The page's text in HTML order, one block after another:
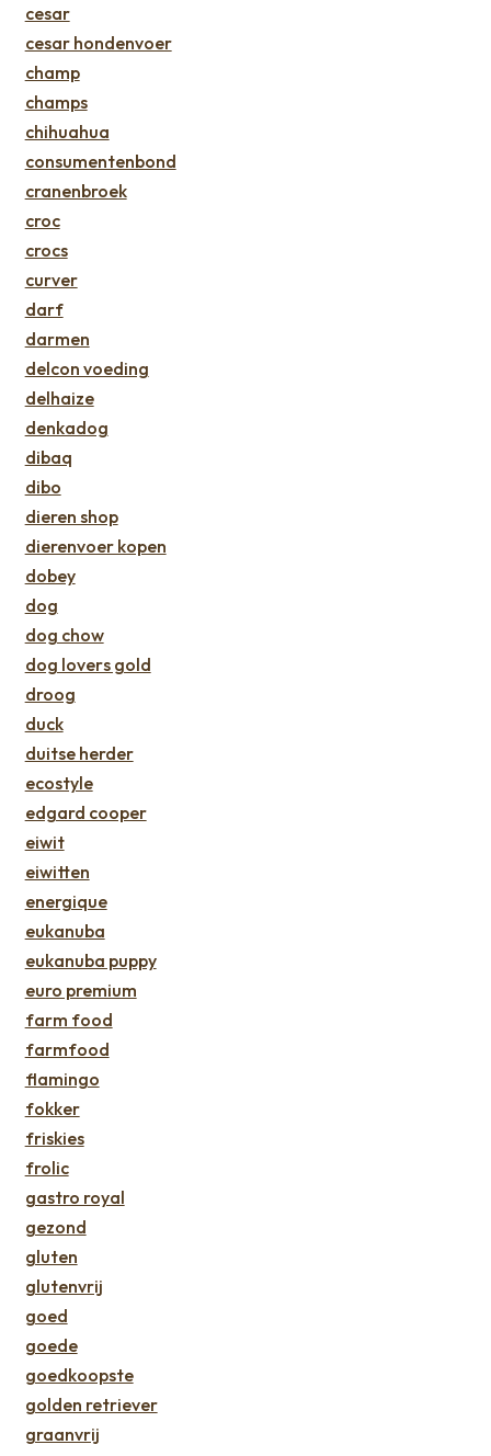
cesar
cesar hondenvoer
champ
champs
chihuahua
consumentenbond
cranenbroek
croc
crocs
curver
darf
darmen
delcon voeding
delhaize
denkadog
dibaq
dibo
dieren shop
dierenvoer kopen
dobey
dog
dog chow
dog lovers gold
droog
duck
duitse herder
ecostyle
edgard cooper
eiwit
eiwitten
energique
eukanuba
eukanuba puppy
euro premium
farm food
farmfood
flamingo
fokker
friskies
frolic
gastro royal
gezond
gluten
glutenvrij
goed
goede
goedkoopste
golden retriever
graanvrij